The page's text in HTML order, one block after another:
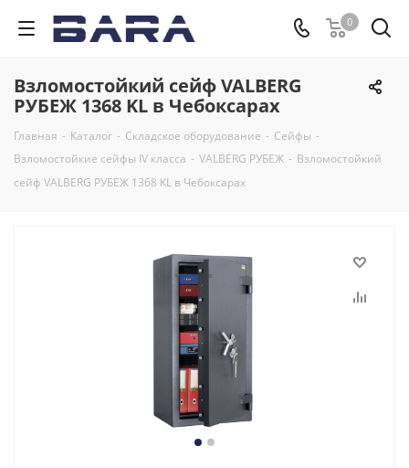
0
Взломостойкий сейф VALBERG
РУБЕЖ 1368 KL в Чебоксарах
Главная - Каталог - Складское оборудование - Сейфы -
Взломостойкие сейфы IV класса - VALBERG РУБЕЖ - Взломостойкий
сейф VALBERG РУБЕЖ 1368 KL в Чебоксарах